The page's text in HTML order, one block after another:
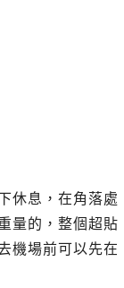
休息，在角落處
量的，整個超貼
機場前可以先在